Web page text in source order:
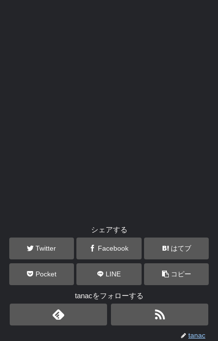
シェアする
Twitter Facebook はてブ
Pocket LINE コピー
tanacをフォローする
tanac